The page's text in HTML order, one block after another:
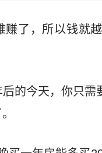
赚了，所以钱就
的今天，你只需